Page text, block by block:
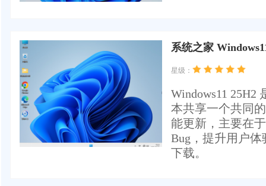
系统之家
星级：
Windows11 25H2
本共享一个共同
能更新，主要在
Bug，提升用户
下载。